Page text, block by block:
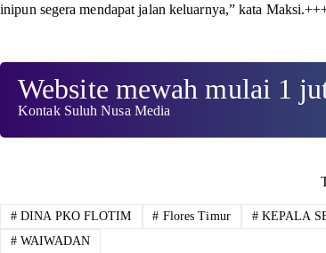
inipun segera mendapat jalan keluarnya,” kata Maksi.
Website mewah mulai 1
Kontak Suluh Nusa Media
# DINA PKO FLOTIM # Flores Timur #KEPALA
# WAIWADAN